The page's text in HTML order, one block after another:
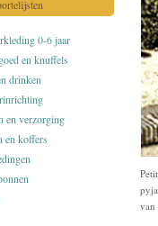
0-6 jaar
en knuffels
drinken
en verzorging
en koffers
van